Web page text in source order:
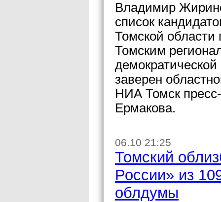
Владимир
список
Томской области
Томским
заверен
НИА Томск
Ермакова.
06.10 21:25
Томский
России» из
облдумы